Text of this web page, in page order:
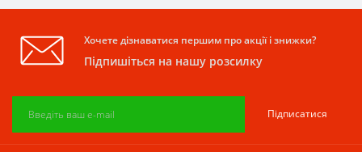
Хочете дізнаватися першим про акції і знижки?
Підпишіться на нашу розсилку
Підписатися